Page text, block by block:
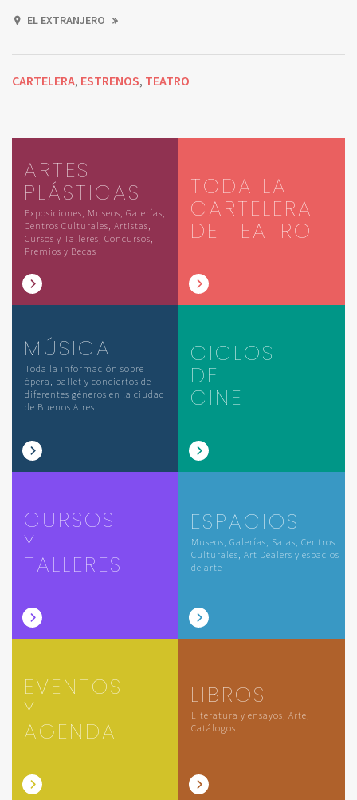
EL EXTRANJERO
CARTELERA, ESTRENOS, TEATRO
ARTES
PLÁSTICAS
Exposiciones, Museos, Galerías,
Centros Culturales, Artistas,
Cursos y Talleres, Concursos,
Premios y Becas
TODA LA
CARTELERA
DE TEATRO
MÚSICA
Toda la información sobre
ópera, ballet y conciertos de
diferentes géneros en la ciudad
de Buenos Aires
CICLOS
DE
CINE
CURSOS
Y
TALLERES
ESPACIOS
Museos, Galerías, Salas, Centros
Culturales, Art Dealers y espacios
de arte
EVENTOS
Y
AGENDA
LIBROS
Literatura y ensayos, Arte,
Catálogos